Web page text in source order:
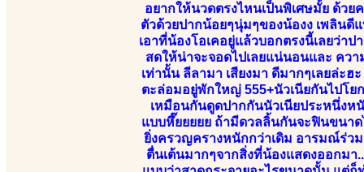
อยากให้นวดตรงไหนเป็นพิเศษมั้ย ด้วย
ตัวด้วยปากน้อยๆนุ่มๆของน้องง เพลิน
เอาที่น้องโอเคอยู่แล้วบอกตรงนี้เลยว่า
สดให้น่าจะจอดไปเลยแน่นอนและ คว
เท่านั้น ลีลามา เสียงมา ดีมากๆเลยล่ะ
ตะล่อมอยู่พักใหญ่ 555+นัวเนียกันไปโ
เหมือนกันดูดปากกันนัวเนียประหนึ่ง
แบบหึ๊ยยยยย ถ้ามีดวลลิ้นกันจะฟินขนา
ยิ่งครวญครางหนักกว่าเดิม อารมณ์ร่ว
ตื่นเต้นมากๆจากสิ่งที่น้องแสดงออกมา